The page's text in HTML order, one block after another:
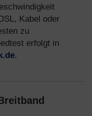
Kabel oder
zu
erfolgt in
.